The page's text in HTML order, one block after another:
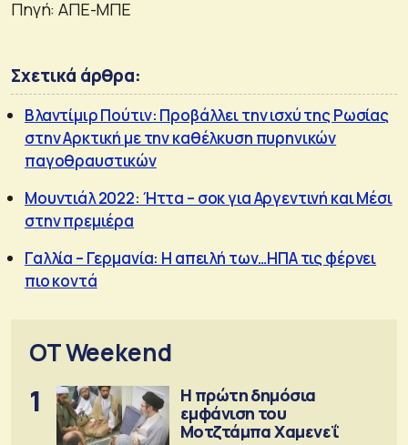
Πηγή: ΑΠΕ-ΜΠΕ
Σχετικά άρθρα:
Βλαντίμιρ Πούτιν: Προβάλλει την ισχύ της Ρωσίας
στην Αρκτική με την καθέλκυση πυρηνικών
παγοθραυστικών
Μουντιάλ 2022: Ήττα – σοκ για Αργεντινή και Μέσι
στην πρεμιέρα
Γαλλία – Γερμανία: Η απειλή των…ΗΠΑ τις φέρνει
πιο κοντά
OT Weekend
1
Η πρώτη δημόσια
εμφάνιση του
Μοτζτάμπα Χαμενεΐ